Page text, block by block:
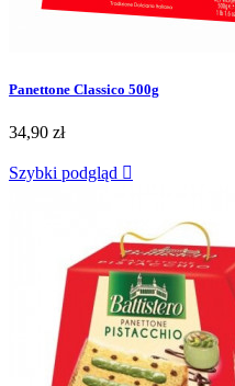
Panettone Classico 500g
34,90 zł
Szybki podgląd 